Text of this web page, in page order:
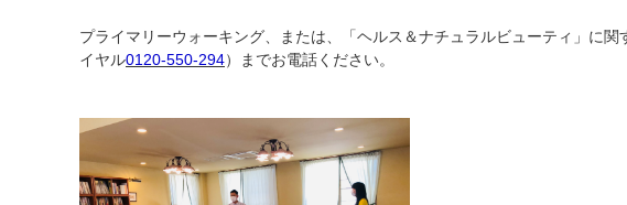
プライマリーウォーキング、または、「ヘルス＆ナチュラルビューティ」に関
イヤル0120-550-294）までお電話ください。